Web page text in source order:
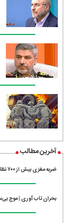
آخرین مطالب
ضربه مغزی بیش از ۷۰۰ نظامی آمریکایی در حملات ایران
بحران تاب آوری | موج